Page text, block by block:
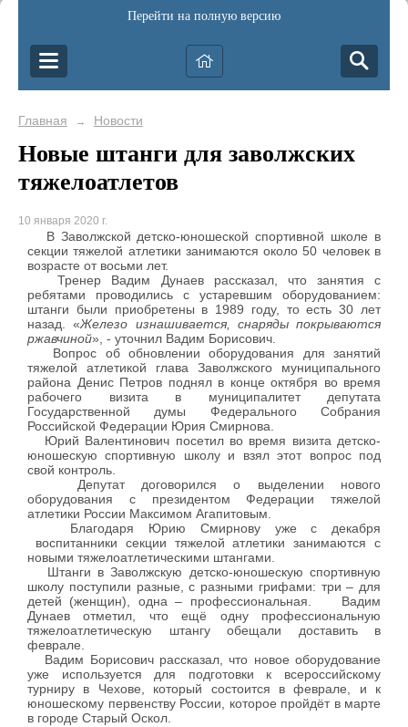
Перейти на полную версию
Главная → Новости
Новые штанги для заволжских
тяжелоатлетов
10 января 2020 г.
В Заволжской детско-юношеской спортивной школе в
секции тяжелой атлетики занимаются около 50 человек в
возрасте от восьми лет.
Тренер Вадим Дунаев рассказал, что занятия с
ребятами проводились с устаревшим оборудованием:
штанги были приобретены в 1989 году, то есть 30 лет
назад. «Железо изнашивается, снаряды покрываются
ржавчиной», - уточнил Вадим Борисович.
Вопрос об обновлении оборудования для занятий
тяжелой атлетикой глава Заволжского муниципального
района Денис Петров поднял в конце октября во время
рабочего визита в муниципалитет депутата
Государственной думы Федерального Собрания
Российской Федерации Юрия Смирнова.
Юрий Валентинович посетил во время визита детско-
юношескую спортивную школу и взял этот вопрос под
свой контроль.
Депутат договорился о выделении нового
оборудования с президентом Федерации тяжелой
атлетики России Максимом Агапитовым.
Благодаря Юрию Смирнову уже с декабря
воспитанники секции тяжелой атлетики занимаются с
новыми тяжелоатлетическими штангами.
Штанги в Заволжскую детско-юношескую спортивную
школу поступили разные, с разными грифами: три – для
детей (женщин), одна – профессиональная. Вадим
Дунаев отметил, что ещё одну профессиональную
тяжелоатлетическую штангу обещали доставить в
феврале.
Вадим Борисович рассказал, что новое оборудование
уже используется для подготовки к всероссийскому
турниру в Чехове, который состоится в феврале, и к
юношескому первенству России, которое пройдёт в марте
в городе Старый Оскол.